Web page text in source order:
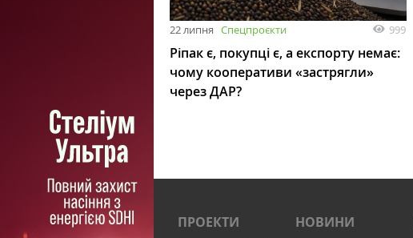
22 липня Спецпроєкти 999
Ріпак є, покупці є, а експорту немає:
чому кооперативи «застрягли»
через ДАР?
ПРОЕКТИ НОВИНИ